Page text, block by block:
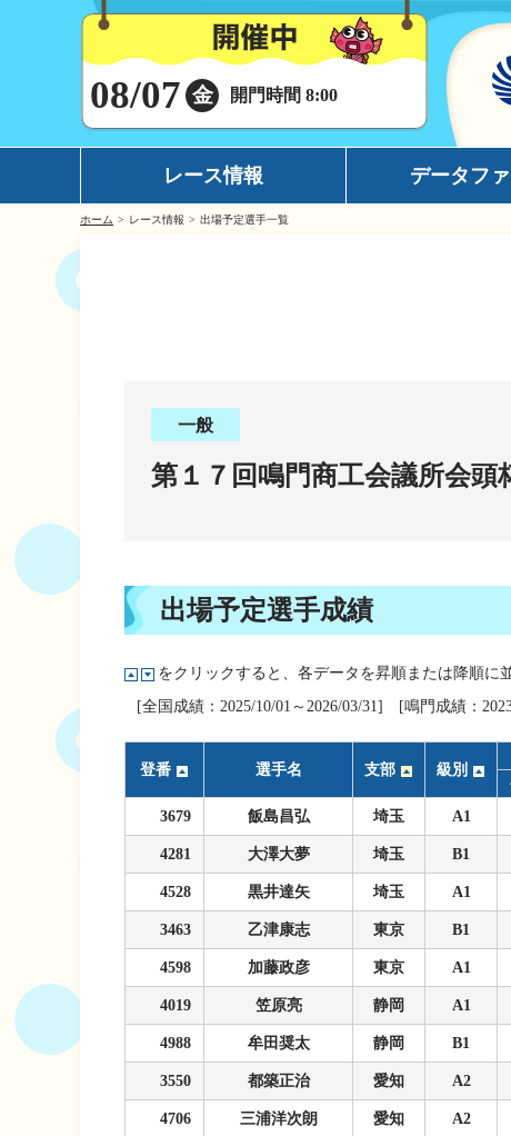
08/07 金 開門時間 8:00
レース情報
シリーズインデックス
出走表・前日予想PDF
モーター抽選結果・前検タイムランキング
データフ
潮見表
過去の優勝戦レース
徳島支部選手一覧
新人選手紹介
ホーム レース情報 出場予定選手一覧
一般
第１７回鳴門商工会議所会頭
出場予定選手成績
をクリックすると、各データを昇順または降順に
[全国成績：2025/10/01～2026/03/31] [鳴門成績：
登番 選手名 支部 級別
3679
飯島昌弘 埼玉 A1
4281 大澤大夢 埼玉 B1
4528 黒井達矢 埼玉 A1
3463 乙津康志 東京 B1
4598 加藤政彦 東京 A1
4019 笠原亮 静岡 A1
4988 牟田奨太 静岡 B1
3550 都築正治 愛知 A2
4706 三浦洋次朗 愛知 A2